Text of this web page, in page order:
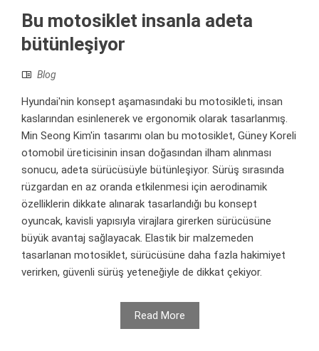
Bu motosiklet insanla adeta
bütünleşiyor
Blog
Hyundai'nin konsept aşamasındaki bu motosikleti, insan
kaslarından esinlenerek ve ergonomik olarak tasarlanmış.
Min Seong Kim'in tasarımı olan bu motosiklet, Güney Koreli
otomobil üreticisinin insan doğasından ilham alınması
sonucu, adeta sürücüsüyle bütünleşiyor. Sürüş sırasında
rüzgardan en az oranda etkilenmesi için aerodinamik
özelliklerin dikkate alınarak tasarlandığı bu konsept
oyuncak, kavisli yapısıyla virajlara girerken sürücüsüne
büyük avantaj sağlayacak. Elastik bir malzemeden
tasarlanan motosiklet, sürücüsüne daha fazla hakimiyet
verirken, güvenli sürüş yeteneğiyle de dikkat çekiyor.
Read More